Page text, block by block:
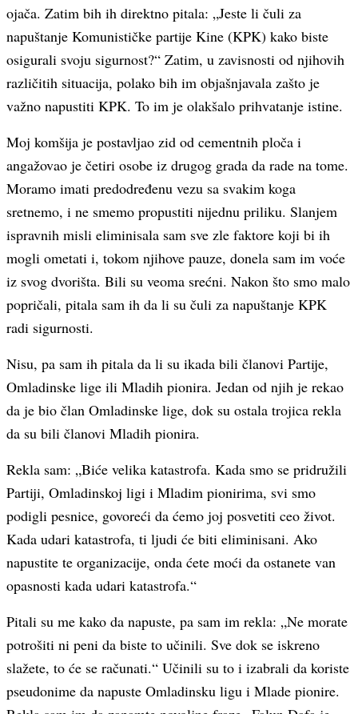
ojača. Zatim bih ih direktno pitala: „Jeste li čuli za
napuštanje Komunističke partije Kine (KPK) kako biste
osigurali svoju sigurnost?“ Zatim, u zavisnosti od njihovih
različitih situacija, polako bih im objašnjavala zašto je
važno napustiti KPK. To im je olakšalo prihvatanje istine.
Moj komšija je postavljao zid od cementnih ploča i
angažovao je četiri osobe iz drugog grada da rade na tome.
Moramo imati predodređenu vezu sa svakim koga
sretnemo, i ne smemo propustiti nijednu priliku. Slanjem
ispravnih misli eliminisala sam sve zle faktore koji bi ih
mogli ometati i, tokom njihove pauze, donela sam im voće
iz svog dvorišta. Bili su veoma srećni. Nakon što smo malo
popričali, pitala sam ih da li su čuli za napuštanje KPK
radi sigurnosti.
Nisu, pa sam ih pitala da li su ikada bili članovi Partije,
Omladinske lige ili Mladih pionira. Jedan od njih je rekao
da je bio član Omladinske lige, dok su ostala trojica rekla
da su bili članovi Mladih pionira.
Rekla sam: „Biće velika katastrofa. Kada smo se pridružili
Partiji, Omladinskoj ligi i Mladim pionirima, svi smo
podigli pesnice, govoreći da ćemo joj posvetiti ceo život.
Kada udari katastrofa, ti ljudi će biti eliminisani. Ako
napustite te organizacije, onda ćete moći da ostanete van
opasnosti kada udari katastrofa.“
Pitali su me kako da napuste, pa sam im rekla: „Ne morate
potrošiti ni peni da biste to učinili. Sve dok se iskreno
slažete, to će se računati.“ Učinili su to i izabrali da koriste
pseudonime da napuste Omladinsku ligu i Mlade pionire.